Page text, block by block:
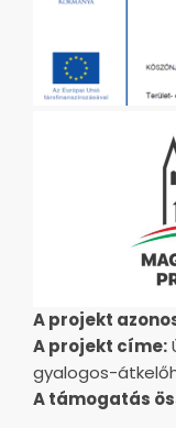
A projekt
A projekt címe:
gyalogos-
A támogatás